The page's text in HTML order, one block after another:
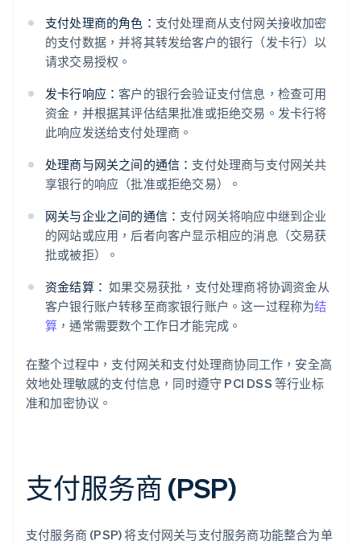
支付处理商的角色： 支付处理商从支付网关接收加密
的支付数据，并将其转发给客户的银行（发卡行）以
请求交易授权。
发卡行响应：客户的银行会验证支付信息，检查可用
资金，并根据其评估结果批准或拒绝交易。发卡行将
此响应发送给支付处理商。
处理商与网关之间的通信： 支付处理商与支付网关共
享银行的响应（批准或拒绝交易）。
网关与企业之间的通信： 支付网关将响应中继到企业
的网站或应用，后者向客户显示相应的消息（交易获
批或被拒）。
资金结算： 如果交易获批，支付处理商将协调资金从
客户银行账户转移至商家银行账户。这一过程称为结
算 ，通常需要数个工作日才能完成。
在整个过程中，支付网关和支付处理商协同工作，安全高
效地处理敏感的支付信息，同时遵守 PCI DSS 等行业标
准和加密协议。
支付服务商 (PSP)
支付服务商 (PSP) 将支付网关与支付服务商功能整合为单